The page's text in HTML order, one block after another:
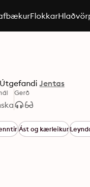
Flokkar
Útgefandi Jentas
Gerð
Ást og kærleikur